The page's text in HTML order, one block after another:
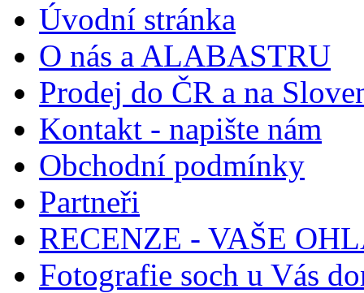
Úvodní stránka
O nás a ALABASTRU
Prodej do ČR a na
Kontakt - napište nám
Obchodní podmínky
Partneři
RECENZE - VAŠE
Fotografie soch u Vás